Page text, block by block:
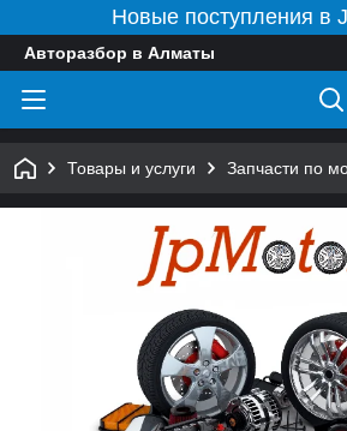
Новые поступления в
Авторазбор в Алматы
Товары и услуги Запчасти по